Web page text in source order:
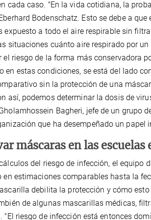
cada caso. "En la vida cotidiana, la
Bodenschatz. Esto se debe a
expuesto a todo el aire respirable sin
situaciones cuánto aire respirado por
el riesgo de la forma más conservadora
en estas condiciones, se está del lado
sin la protección de una
así, podemos determinar la dosis de
Bagheri, jefe de un grupo
que ha desempeñado un papel
máscaras en las escuelas
del riesgo de infección, el equipo
en estimaciones comparables hasta la
debilita la protección y cómo
de algunas mascarillas médicas,
"El riesgo de infección está entonces